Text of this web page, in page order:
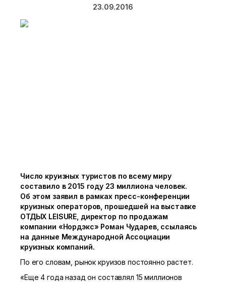
23.09.2016
Число круизных туристов по всему миру
составило в 2015 году 23 миллиона человек.
Об этом заявил в рамках пресс-конференции
круизных операторов, прошедшей на выставке
ОТДЫХ LEISURE, директор по продажам
компании «Нордэкс» Роман Чударев, ссылаясь
на данные Международной Ассоциации
круизных компаний.
По его словам, рынок круизов постоянно растет.
«Еще 4 года назад он составлял 15 миллионов